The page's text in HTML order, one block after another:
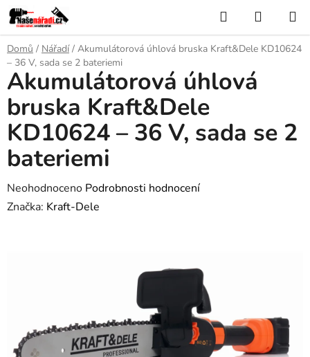
Přejít
na
obsah
Hledat
KOŠÍK
Domů / Nářadí / Akumulátorová úhlová bruska Kraft&Dele KD10624
– 36 V, sada se 2 bateriemi
Akumulátorová úhlová
bruska Kraft&Dele
KD10624 – 36 V, sada se 2
bateriemi
Průměrné
hodnocení
Neohodnoceno Podrobnosti hodnocení
Značka: Kraft-Dele